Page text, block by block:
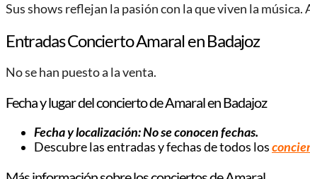
Sus shows reflejan la pasión con la que viven la
Entradas Concierto Amaral en Badajoz
No se han puesto a la venta.
Fecha y lugar del concierto de Amaral en Badajoz
Fecha y localización: No se conocen fechas.
Descubre las entradas y fechas de todos los